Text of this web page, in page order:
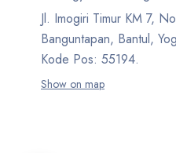
Jl. Imogiri Timur KM 7,
Banguntapan, Bantul,
Kode Pos: 55194.
Show on map